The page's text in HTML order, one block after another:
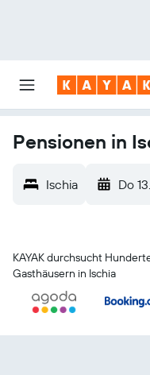
Pensionen in
Ischia Do
KAYAK durchsucht
Gasthäusern in Ischia